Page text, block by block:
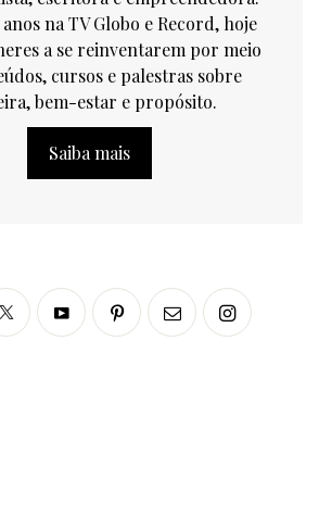
na TV Globo e Record, hoje
a se reinventarem por meio
cursos e palestras sobre
bem-estar e propósito.
Saiba mais